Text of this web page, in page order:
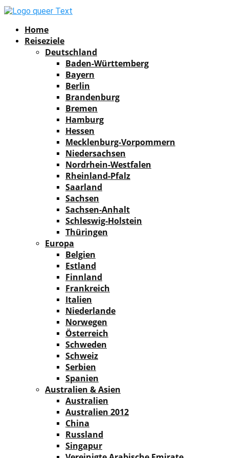
Home
Reiseziele
Deutschland
Baden-Württemberg
Bayern
Berlin
Brandenburg
Bremen
Hamburg
Hessen
Mecklenburg-Vorpommern
Niedersachsen
Nordrhein-Westfalen
Rheinland-Pfalz
Saarland
Sachsen
Sachsen-Anhalt
Schleswig-Holstein
Thüringen
Europa
Belgien
Estland
Finnland
Frankreich
Italien
Niederlande
Norwegen
Österreich
Schweden
Schweiz
Serbien
Spanien
Australien & Asien
Australien
Australien 2012
China
Russland
Singapur